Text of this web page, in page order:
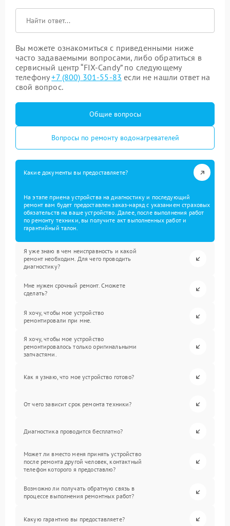
Вы можете ознакомиться с приведенными ниже
часто задаваемыми вопросами, либо обратиться в
сервисный центр “FIX-Candy” по следующему
телефону+7 (800) 301-55-83 если не нашли ответ на
свой вопрос.
Общие вопросы
Вопросы по ремонту водонагревателей
Какие документы вы предоставляете?
На этапе приема устройства на диагностику и последующий
ремонт вам будет предоставлен заказ-наряд с указанием страховых
обязательств на ваше устройство. Далее, после выполнения работ
по ремонту техники, вы получите акт выполненных работ и
гарантийный талон.
Я уже знаю в чем неисправность и какой
ремонт необходим. Для чего проводить
диагностику?
Мне нужен срочный ремонт. Сможете
сделать?
Я хочу, чтобы мое устройство
ремонтировали при мне.
Я хочу, чтобы мое устройство
ремонтировалось только оригинальными
запчастями.
Как я узнаю, что мое устройство готово?
От чего зависит срок ремонта техники?
Диагностика проводится бесплатно?
Может ли вместо меня принять устройство
после ремонта другой человек, контактный
телефон которого я предоставлю?
Возможно ли получать обратную связь в
процессе выполнения ремонтных работ?
Какую гарантию вы предоставляете?